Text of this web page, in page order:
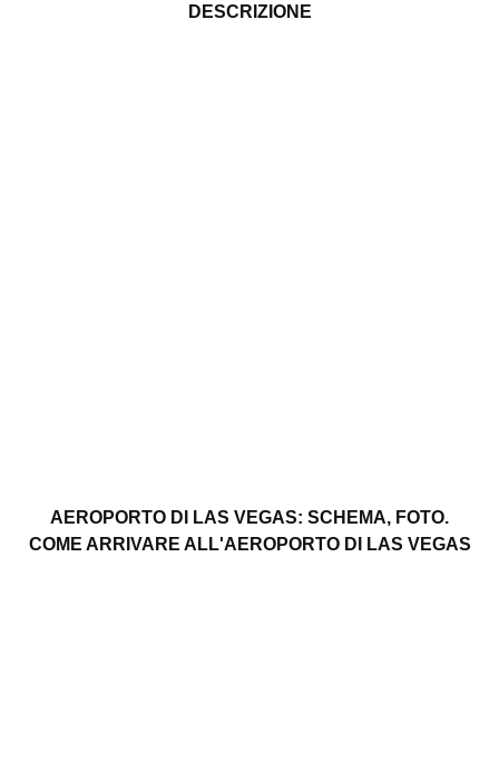
DESCRIZIONE
AEROPORTO DI LAS VEGAS: SCHEMA, FOTO.
COME ARRIVARE ALL'AEROPORTO DI LAS VEGAS